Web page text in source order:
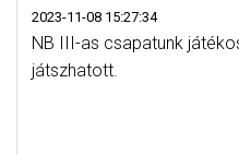
2023-11-08 15:27:34
NB III-as csapatunk
játszhatott.